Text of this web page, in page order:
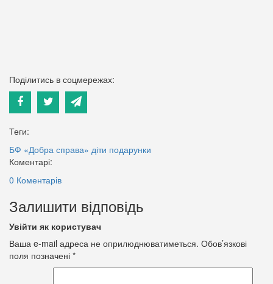
Поділитись в соцмережах:
Теги:
БФ «Добра справа» діти подарунки
Коментарі:
0 Коментарів
Залишити відповідь
Увійти як користувач
Ваша e-mail адреса не оприлюднюватиметься. Обов’язкові
поля позначені *